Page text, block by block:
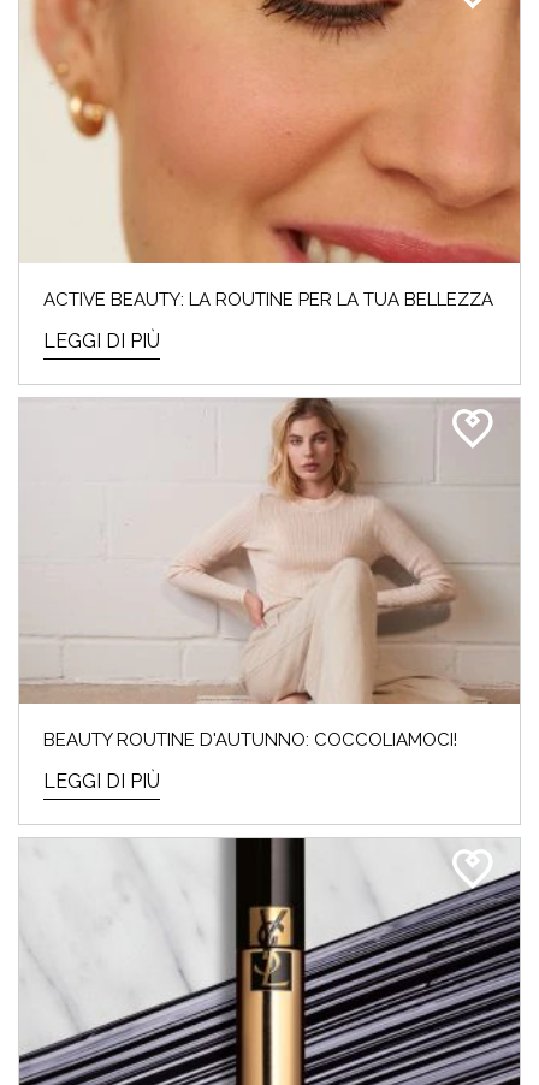
ACTIVE BEAUTY: LA ROUTINE PER LA TUA BELLEZZA
LEGGI DI PIÙ
BEAUTY ROUTINE D'AUTUNNO: COCCOLIAMOCI!
LEGGI DI PIÙ